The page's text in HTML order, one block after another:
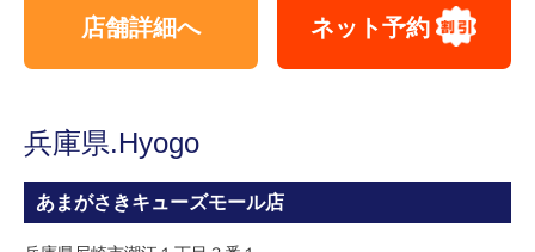
店舗詳細へ ネット予約
兵庫県.Hyogo
あまがさきキューズモール店